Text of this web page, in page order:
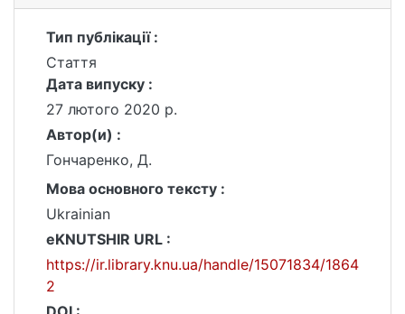
Тип публікації :
Стаття
Дата випуску :
27 лютого 2020 р.
Автор(и) :
Гончаренко, Д.
Мова основного тексту :
Ukrainian
eKNUTSHIR URL :
https://ir.library.knu.ua/handle/15071834/1864
2